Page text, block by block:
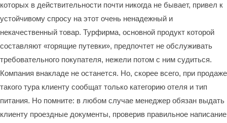
которых в действительности почти никогда не бывает, привел к
устойчивому спросу на этот очень ненадежный и
некачественный товар. Турфирма, основной продукт которой
составляют «горящие путевки», предпочтет не обслуживать
требовательного покупателя, нежели потом с ним судиться.
Компания внакладе не останется. Но, скорее всего, при продаже
такого тура клиенту сообщат только категорию отеля и тип
питания. Но помните: в любом случае менеджер обязан выдать
клиенту проездные документы, проверив правильное написание